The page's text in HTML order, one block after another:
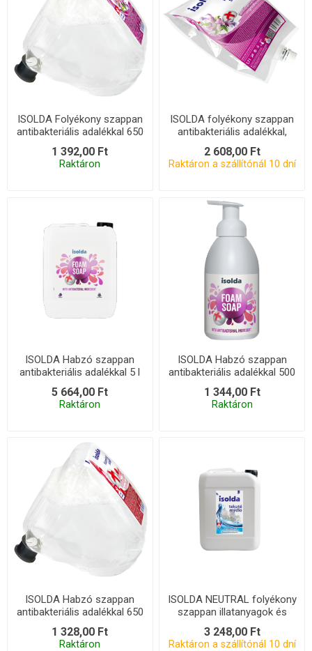
ISOLDA Folyékony szappan
antibakteriális adalékkal 650
ml, cserecsomag TEAM
1 392,00 Ft
Raktáron
ISOLDA folyékony szappan
antibakteriális adalékkal,
cserecsomag 1,7 l, GROUP
2 608,00 Ft
Raktáron a szállítónál 10 dní
ISOLDA Habzó szappan
antibakteriális adalékkal 5 l
5 664,00 Ft
Raktáron
ISOLDA Habzó szappan
antibakteriális adalékkal 500
1 344,00 Ft
Raktáron
ISOLDA Habzó szappan
antibakteriális adalékkal 650
ml, cserecsomag TEAM
1 328,00 Ft
Raktáron
ISOLDA NEUTRAL folyékony
szappan illatanyagok és
színezékek nélkül 5 l
3 248,00 Ft
Raktáron a szállítónál 10 dní